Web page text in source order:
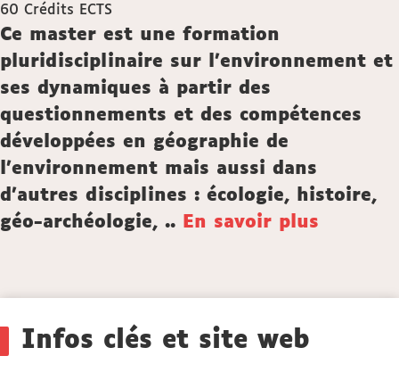
60 Crédits ECTS
Description
Ce master est une formation
pluridisciplinaire sur l'environnement et
ses dynamiques à partir des
questionnements et des compétences
développées en géographie de
l'environnement mais aussi dans
d'autres disciplines : écologie, histoire,
géo-archéologie, ..
En savoir plus
Infos clés et site web